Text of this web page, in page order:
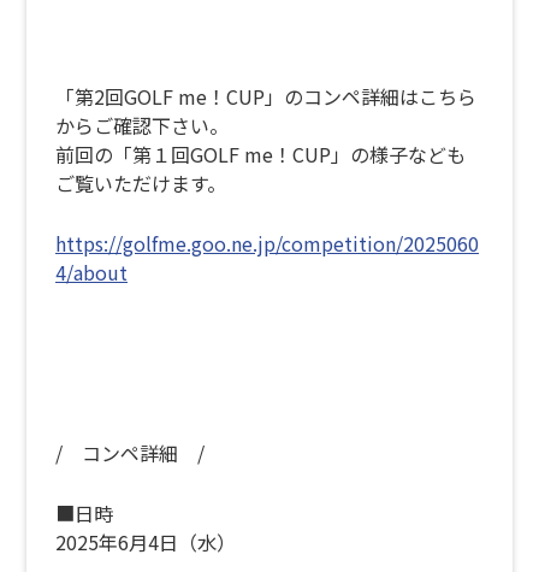
「第2回GOLF me！CUP」のコンペ詳細はこちら
からご確認下さい。
前回の「第１回GOLF me！CUP」の様子なども
ご覧いただけます。
https://golfme.goo.ne.jp/competition/2025060
4/about
/ コンペ詳細 /
■日時
2025年6月4日（水）